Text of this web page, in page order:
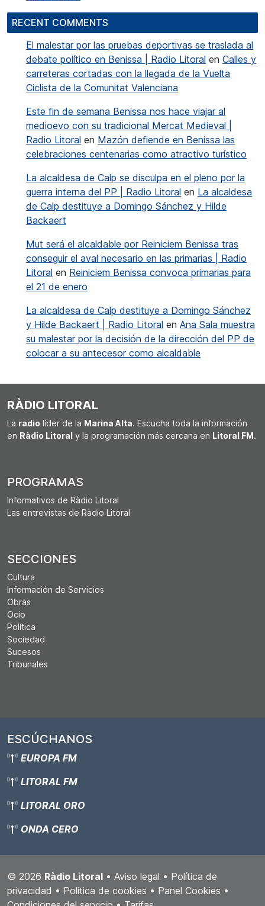
RECENT COMMENTS
El malestar por las pruebas deportivas se traslada al
debate político en Benissa | Radio Litoral en Calles y
carreteras cortadas con la llegada de la Vuelta
Ciclista de la Comunitat Valenciana
Este fin de semana Benissa nos hace viajar al
medioevo con su tradicional Mercat Medieval |
Radio Litoral en Mazón defiende en Benissa las
celebraciones centenarias como atractivo turístico
La alcaldesa de Calp se disculpa en el pleno por la
guerra interna del PP | Radio Litoral en La alcaldesa
de Calp destituye a Domingo Sánchez y Hilde
Backaert
Mut será el alcaldable por Reiniciem Benissa tras
conseguir el aval necesario en las primarias | Radio
Litoral en Reiniciem Benissa convoca primarias para
el 21 de enero
La alcaldesa de Calp destituye a Domingo Sánchez
y Hilde Backaert | Radio Litoral en Ana Sala muestra
su malestar por la decisión de la dirección del PP de
colocar a su antecesor como alcaldable
RÀDIO LITORAL
La radio líder de la Marina Alta. Escucha toda la información
en Ràdio Litoral y la programación más cercana en Litoral FM.
PROGRAMAS
Informativos de Ràdio Litoral
Las entrevistas de Ràdio Litoral
SECCIONES
Cultura
Información de Servicios
Obras
Ocio
Política
Sociedad
Sucesos
Tribunales
ESCÚCHANOS
EUROPA FM
LITORAL FM
LITORAL ORO
ONDA CERO
© 2026 Ràdio Litoral • Aviso legal • Política de
privacidad • Politica de cookies • Panel Cookies •